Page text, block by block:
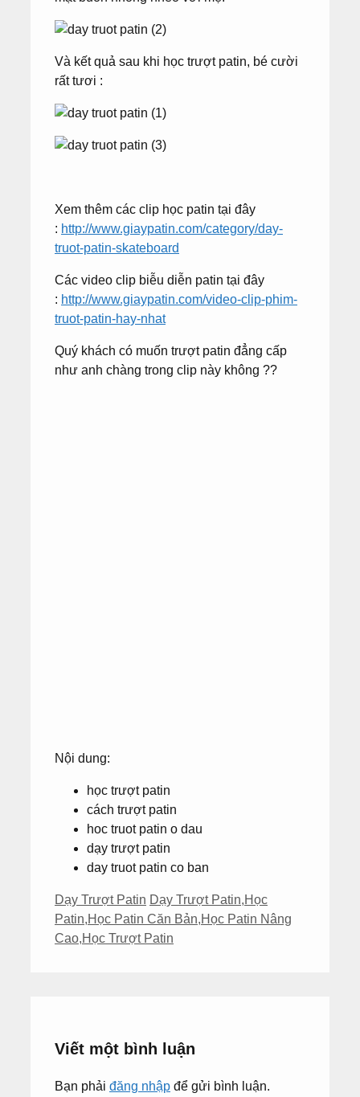
Và kết quả sau khi học trượt patin, bé cười
rất tươi :
Xem thêm các clip học patin tại đây
: http://www.giaypatin.com/category/day-
truot-patin-skateboard
Các video clip biễu diễn patin tại đây
: http://www.giaypatin.com/video-clip-phim-
truot-patin-hay-nhat
Quý khách có muốn trượt patin đẳng cấp
như anh chàng trong clip này không ??
Nội dung:
học trượt patin
cách trượt patin
hoc truot patin o dau
dạy trượt patin
day truot patin co ban
Danh
mục
Dạy Trượt Patin Thẻ
Dạy Trượt Patin,Học
Patin,Học Patin Căn Bản,Học Patin Nâng
Cao,Học Trượt Patin
Viết một bình luận
Bạn phải đăng nhập để gửi bình luận.